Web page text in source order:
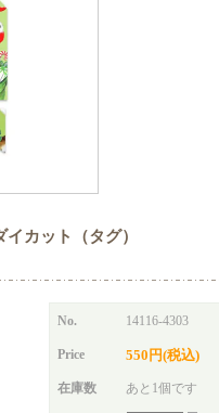
カット（タグ）
No. 14116-4303
Price 550円(税込)
在庫数 あと1個です